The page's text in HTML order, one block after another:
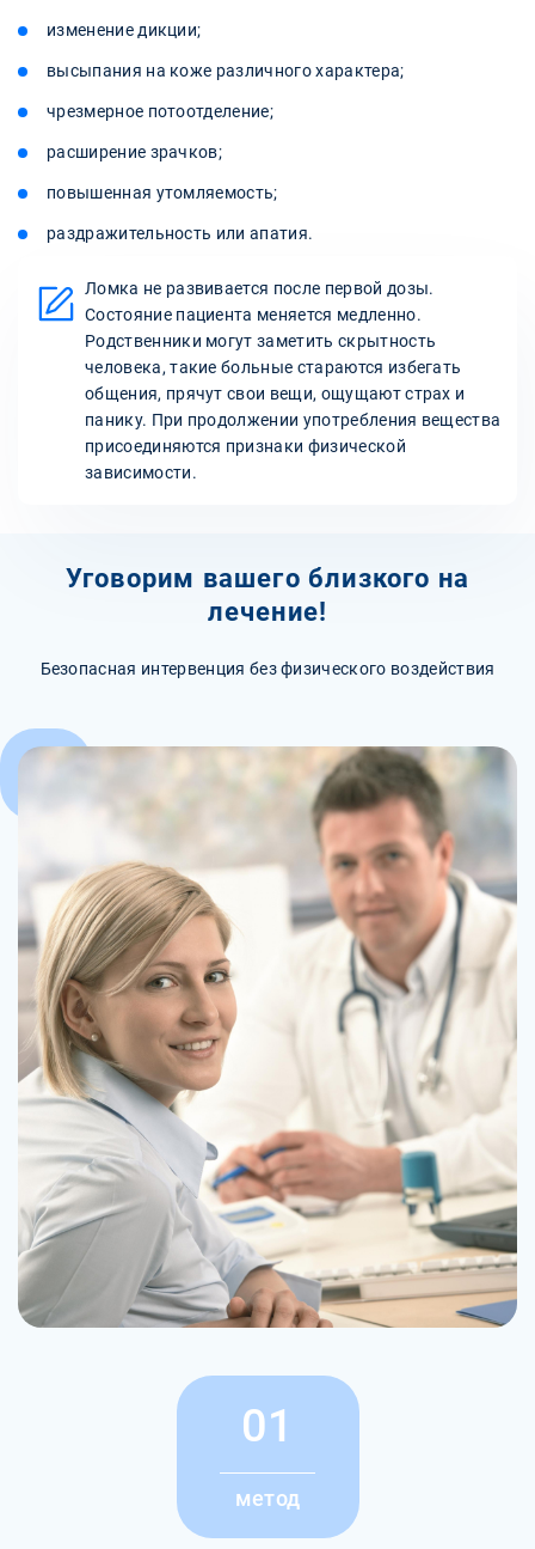
изменение дикции;
высыпания на коже различного характера;
чрезмерное потоотделение;
расширение зрачков;
повышенная утомляемость;
раздражительность или апатия.
Ломка не развивается после первой дозы.
Состояние пациента меняется медленно.
Родственники могут заметить скрытность
человека, такие больные стараются избегать
общения, прячут свои вещи, ощущают страх и
панику. При продолжении употребления вещества
присоединяются признаки физической
зависимости.
Уговорим вашего близкого на
лечение!
Безопасная интервенция без физического воздействия
01
метод